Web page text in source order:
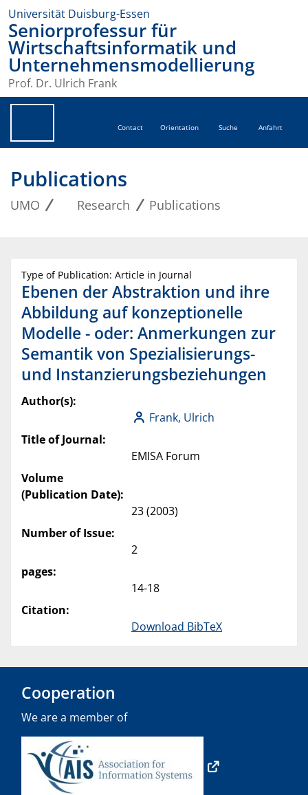
Universität Duisburg-Essen
Seniorprofessur für
Wirtschaftsinformatik und
Unternehmensmodellierung
Prof. Dr. Ulrich Frank
Contact Orientation Suche Anfahrt
Publications
UMO Research Publications
Type of Publication: Article in Journal
Ebenen der Abstraktion und ihre
Abbildung auf konzeptionelle
Modelle - oder: Anmerkungen zur
Semantik von Spezialisierungs-
und Instanzierungsbeziehungen
Author(s):
Frank, Ulrich
Title of Journal:
EMISA Forum
Volume
(Publication Date):
23 (2003)
Number of Issue:
2
pages:
14-18
Citation:
Download BibTeX
Cooperation
We are a member of